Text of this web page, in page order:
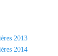
2013
2014